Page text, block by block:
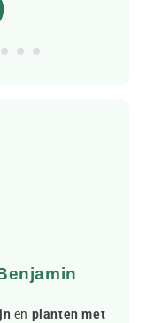
en planten met